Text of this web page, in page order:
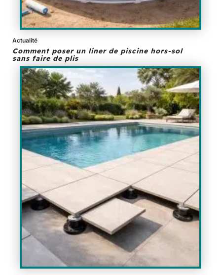
Actualité
Comment poser un liner de piscine hors-sol
sans faire de plis